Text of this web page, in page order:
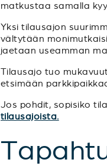
matkustaa samalla
Yksi tilausajon
vältytään
jaetaan useamman
Tilausajo tuo
etsimään
Jos pohdit, sopisiko
tilausajoista.